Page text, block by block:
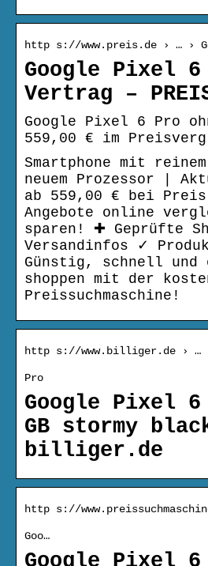
http s://www.preis.de › … ›
Google Pixel 6
Vertrag –
Google Pixel 6 Pro
559,00 € im
Smartphone mit
neuem Prozessor |
ab 559,00 € bei
Angebote online
sparen! ✚ Geprüfte
Versandinfos ✓
Günstig, schnell und
shoppen mit der
Preissuchmaschine!
http s://www.billiger.de › …
Pro
Google Pixel 6
GB stormy
billiger.de
http s://
Goo…